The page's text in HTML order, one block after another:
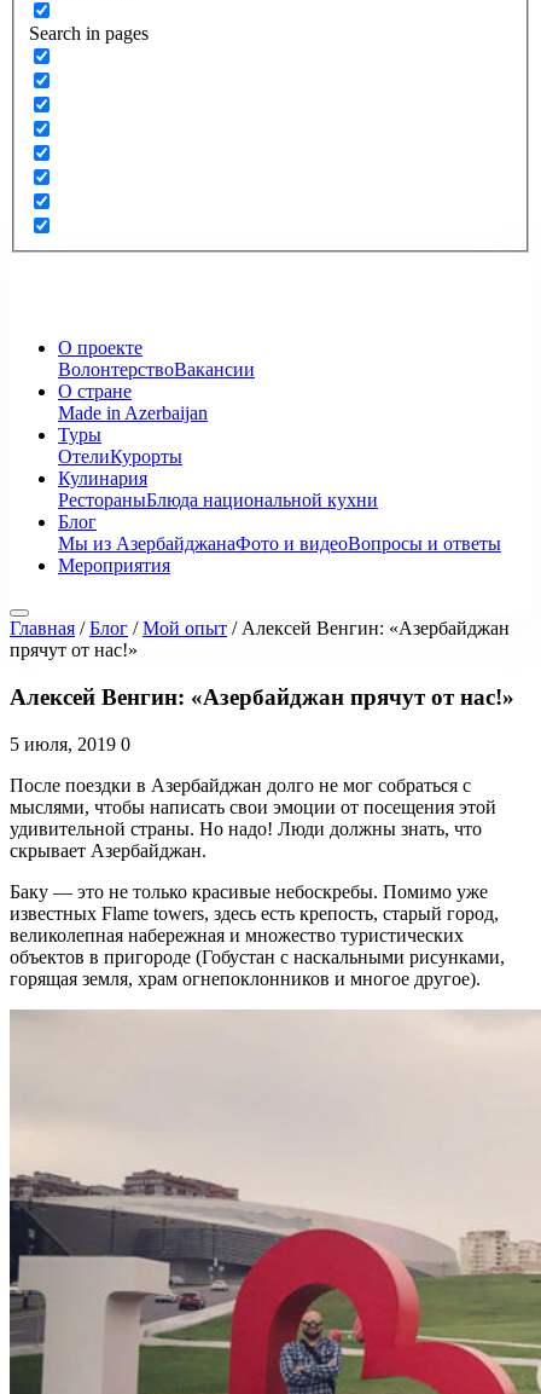
Search in pages
О проекте
ВолонтерствоВакансии
О стране
Made in Azerbaijan
Туры
ОтелиКурорты
Кулинария
РестораныБлюда национальной кухни
Блог
Мы из АзербайджанаФото и видеоВопросы и ответы
Мероприятия
Главная /Блог /Мой опыт / Алексей Венгин: «Азербайджан
прячут от нас!»
Алексей Венгин: «Азербайджан прячут от нас!»
5 июля, 2019 0
После поездки в Азербайджан долго не мог собраться с
мыслями, чтобы написать свои эмоции от посещения этой
удивительной страны. Но надо! Люди должны знать, что
скрывает Азербайджан.
Баку — это не только красивые небоскребы. Помимо уже
известных Flame towers, здесь есть крепость, старый город,
великолепная набережная и множество туристических
объектов в пригороде (Гобустан с наскальными рисунками,
горящая земля, храм огнепоклонников и многое другое).